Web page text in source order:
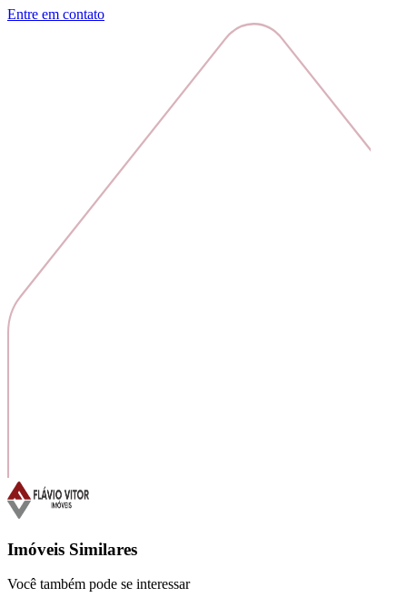
Entre em contato
Imóveis Similares
Você também pode se interessar